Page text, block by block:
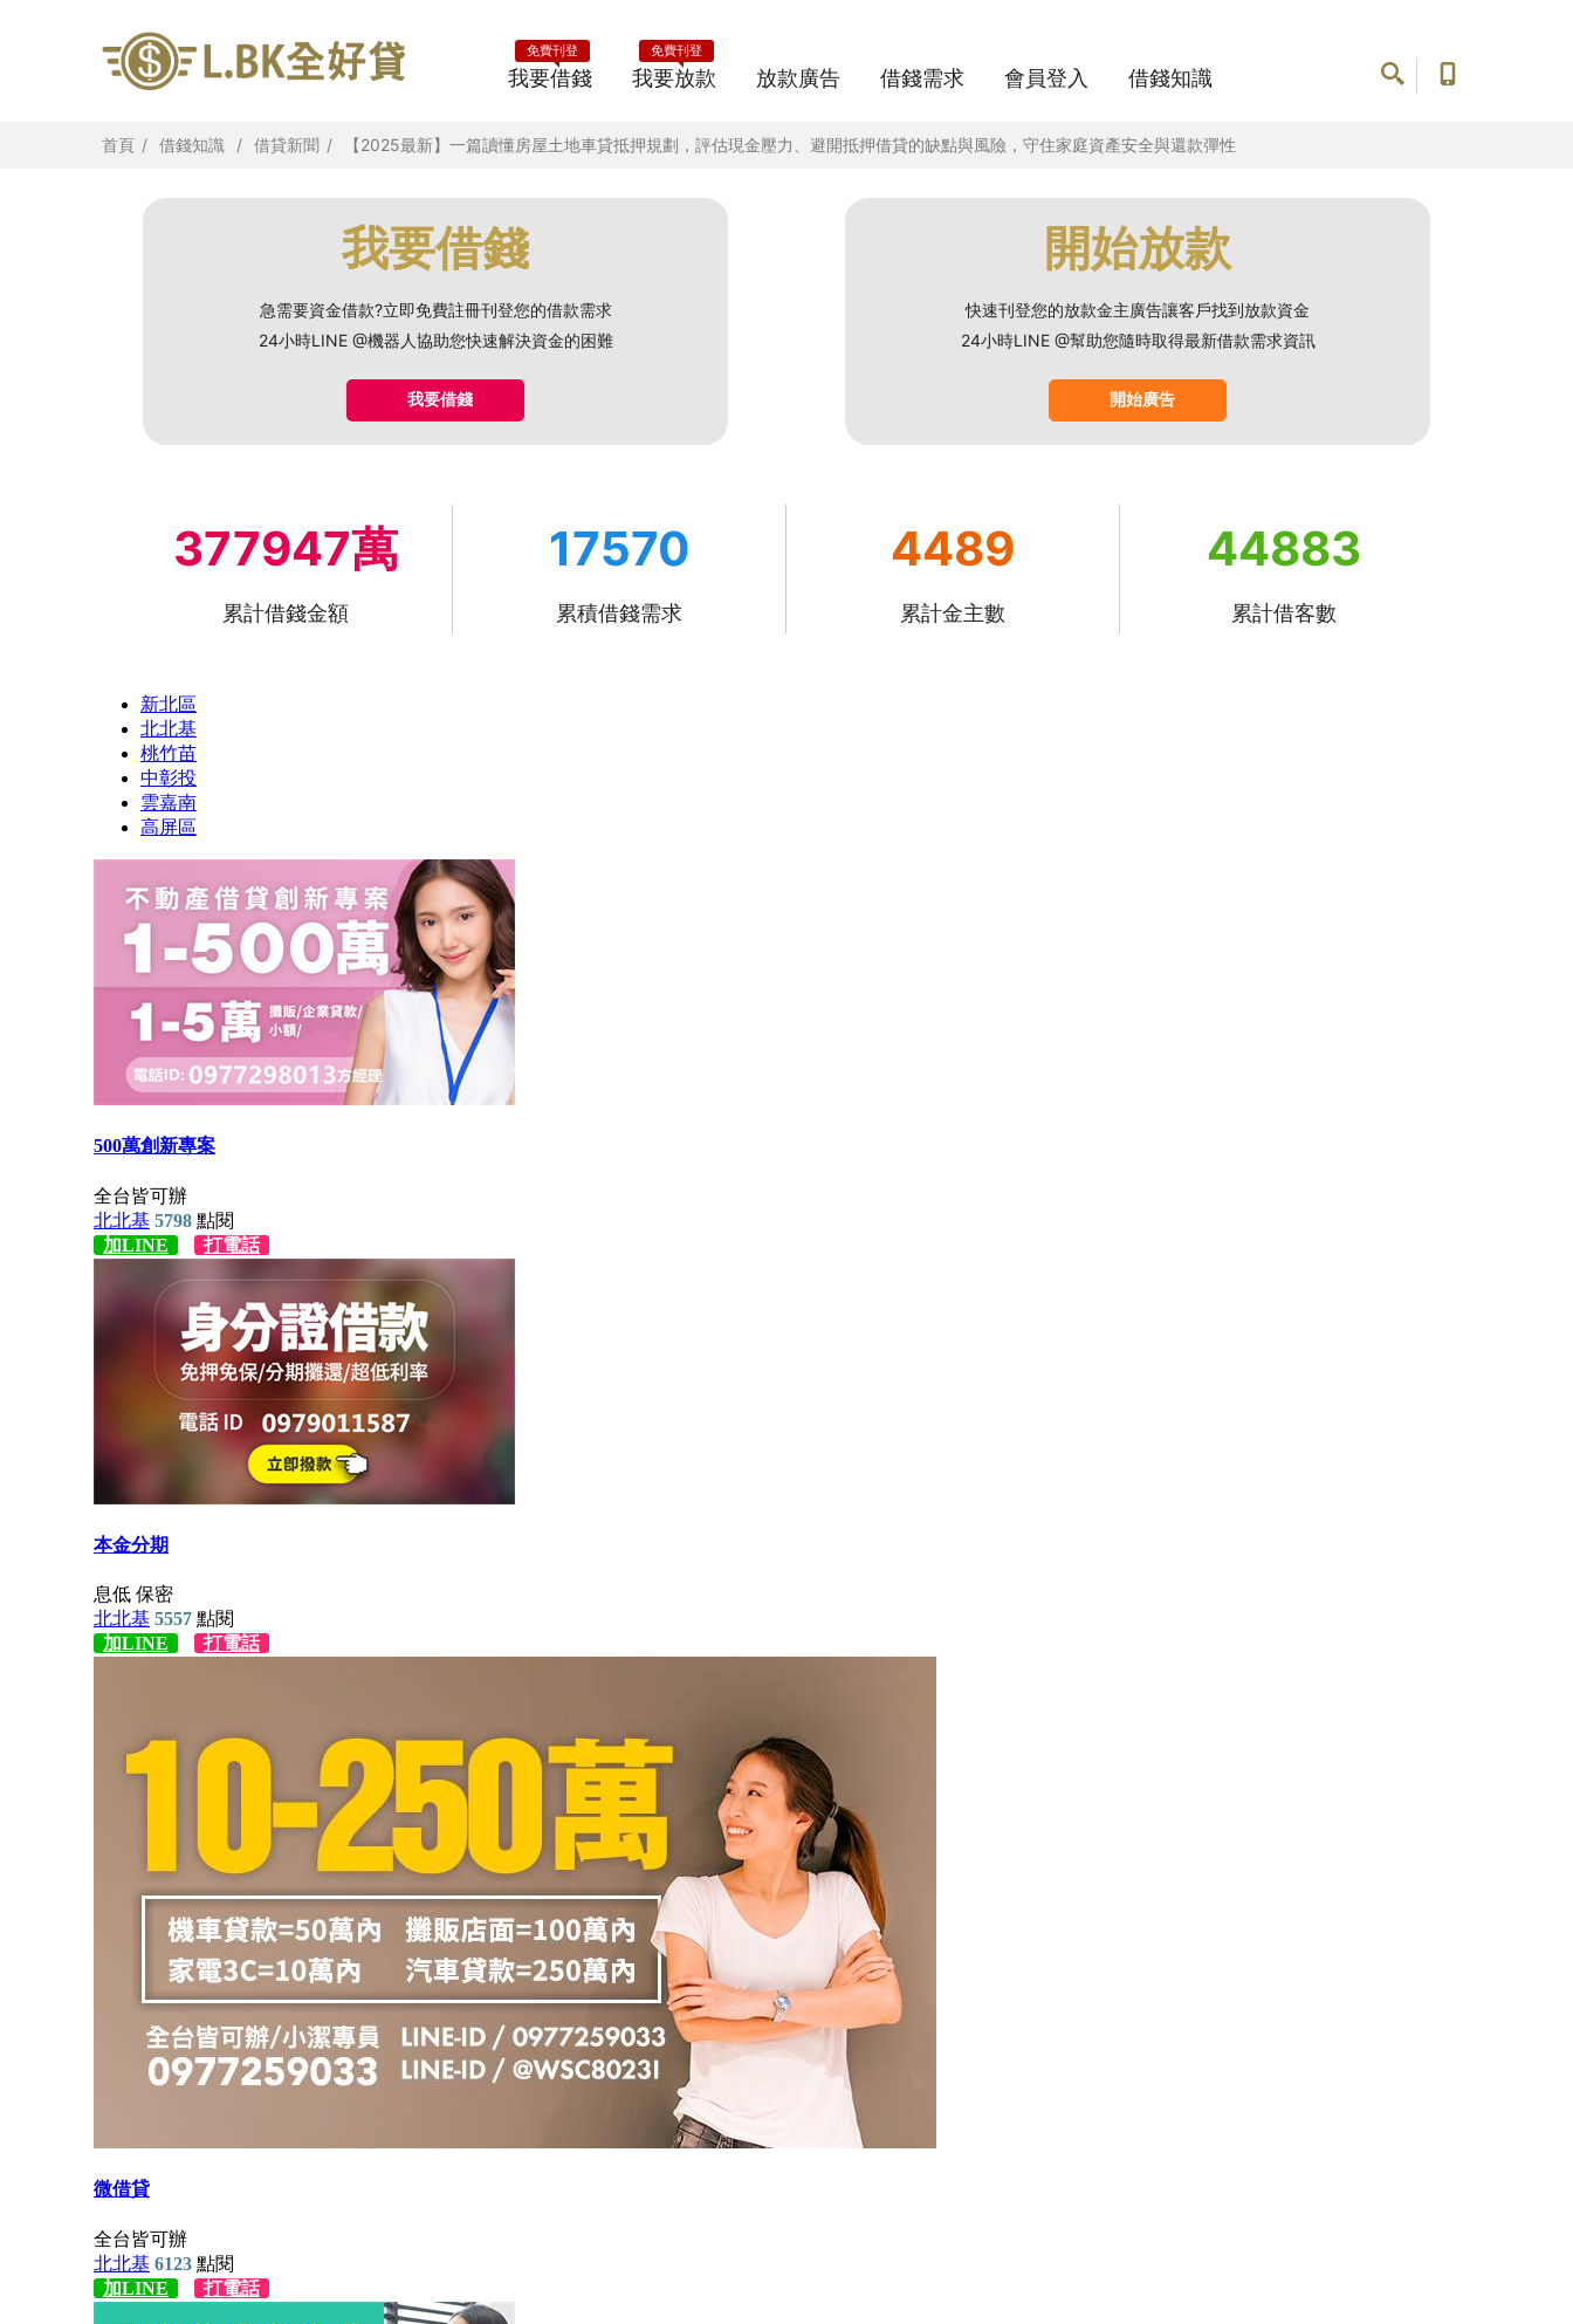
我要借錢
免費刊登
我要放款
免費刊登
放款廣告 借錢需求 會員登入 借錢知識
首頁 借錢知識 借貸新聞 【2025最新】一篇讀懂房屋土地車貸抵押規劃，評估現金壓力、避開抵押借貸的缺點與風險，守住家庭資產安全與還款彈性
我要借錢
急需要資金借款?立即免費註冊刊登您的借款需求
24小時LINE @機器人協助您快速解決資金的困難
我要借錢
開始放款
快速刊登您的放款金主廣告讓客戶找到放款資金
24小時LINE @幫助您隨時取得最新借款需求資訊
開始廣告
377947萬
累計借錢金額
17570
累積借錢需求
4489
累計金主數
44883
累計借客數